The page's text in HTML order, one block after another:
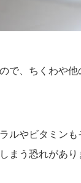
で、ちくわや
ルやビタミン
まう恐れがあり